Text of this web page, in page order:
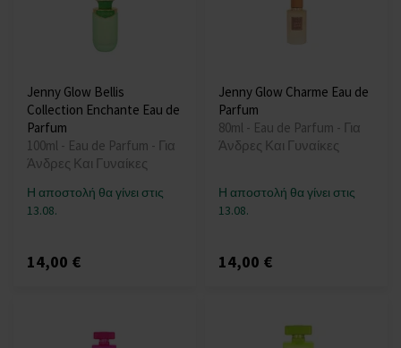
Jenny Glow Bellis
Collection Enchante Eau de
Parfum
100ml - Eau de Parfum - Για
Άνδρες Και Γυναίκες
Η αποστολή θα γίνει στις
13.08.
14,00 €
Jenny Glow Charme Eau de
Parfum
80ml - Eau de Parfum - Για
Άνδρες Και Γυναίκες
Η αποστολή θα γίνει στις
13.08.
14,00 €